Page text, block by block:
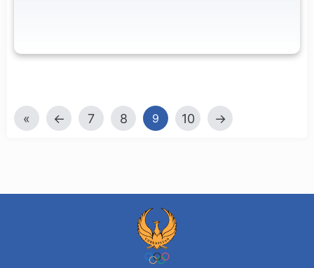
« ← 7 8 9 10 →